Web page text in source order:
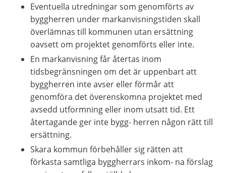
Eventuella utredningar som genomförts av
byggherren under markanvisningstiden skall
överlämnas till kommunen utan ersättning
oavsett om projektet genomförts eller inte.
En markanvisning får återtas inom
tidsbegränsningen om det är uppenbart att
byggherren inte avser eller förmår att
genomföra det överenskomna projektet med
avsedd utformning eller inom utsatt tid. Ett
återtagande ger inte bygg- herren någon rätt till
ersättning.
Skara kommun förbehåller sig rätten att
förkasta samtliga byggherrars inkom- na förslag